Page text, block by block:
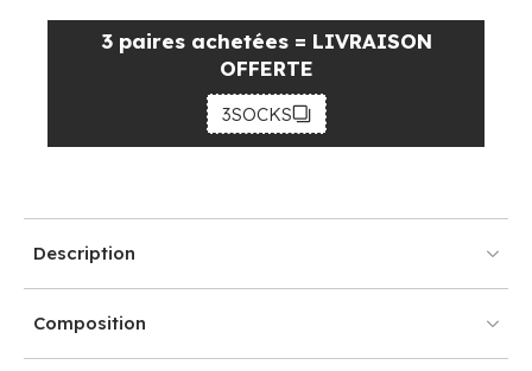
3 paires achetées = LIVRAISON
OFFERTE
3SOCKS
Description
Composition